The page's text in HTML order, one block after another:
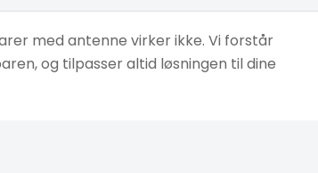
med antenne virker ikke. Vi forstår
og tilpasser altid løsningen til dine